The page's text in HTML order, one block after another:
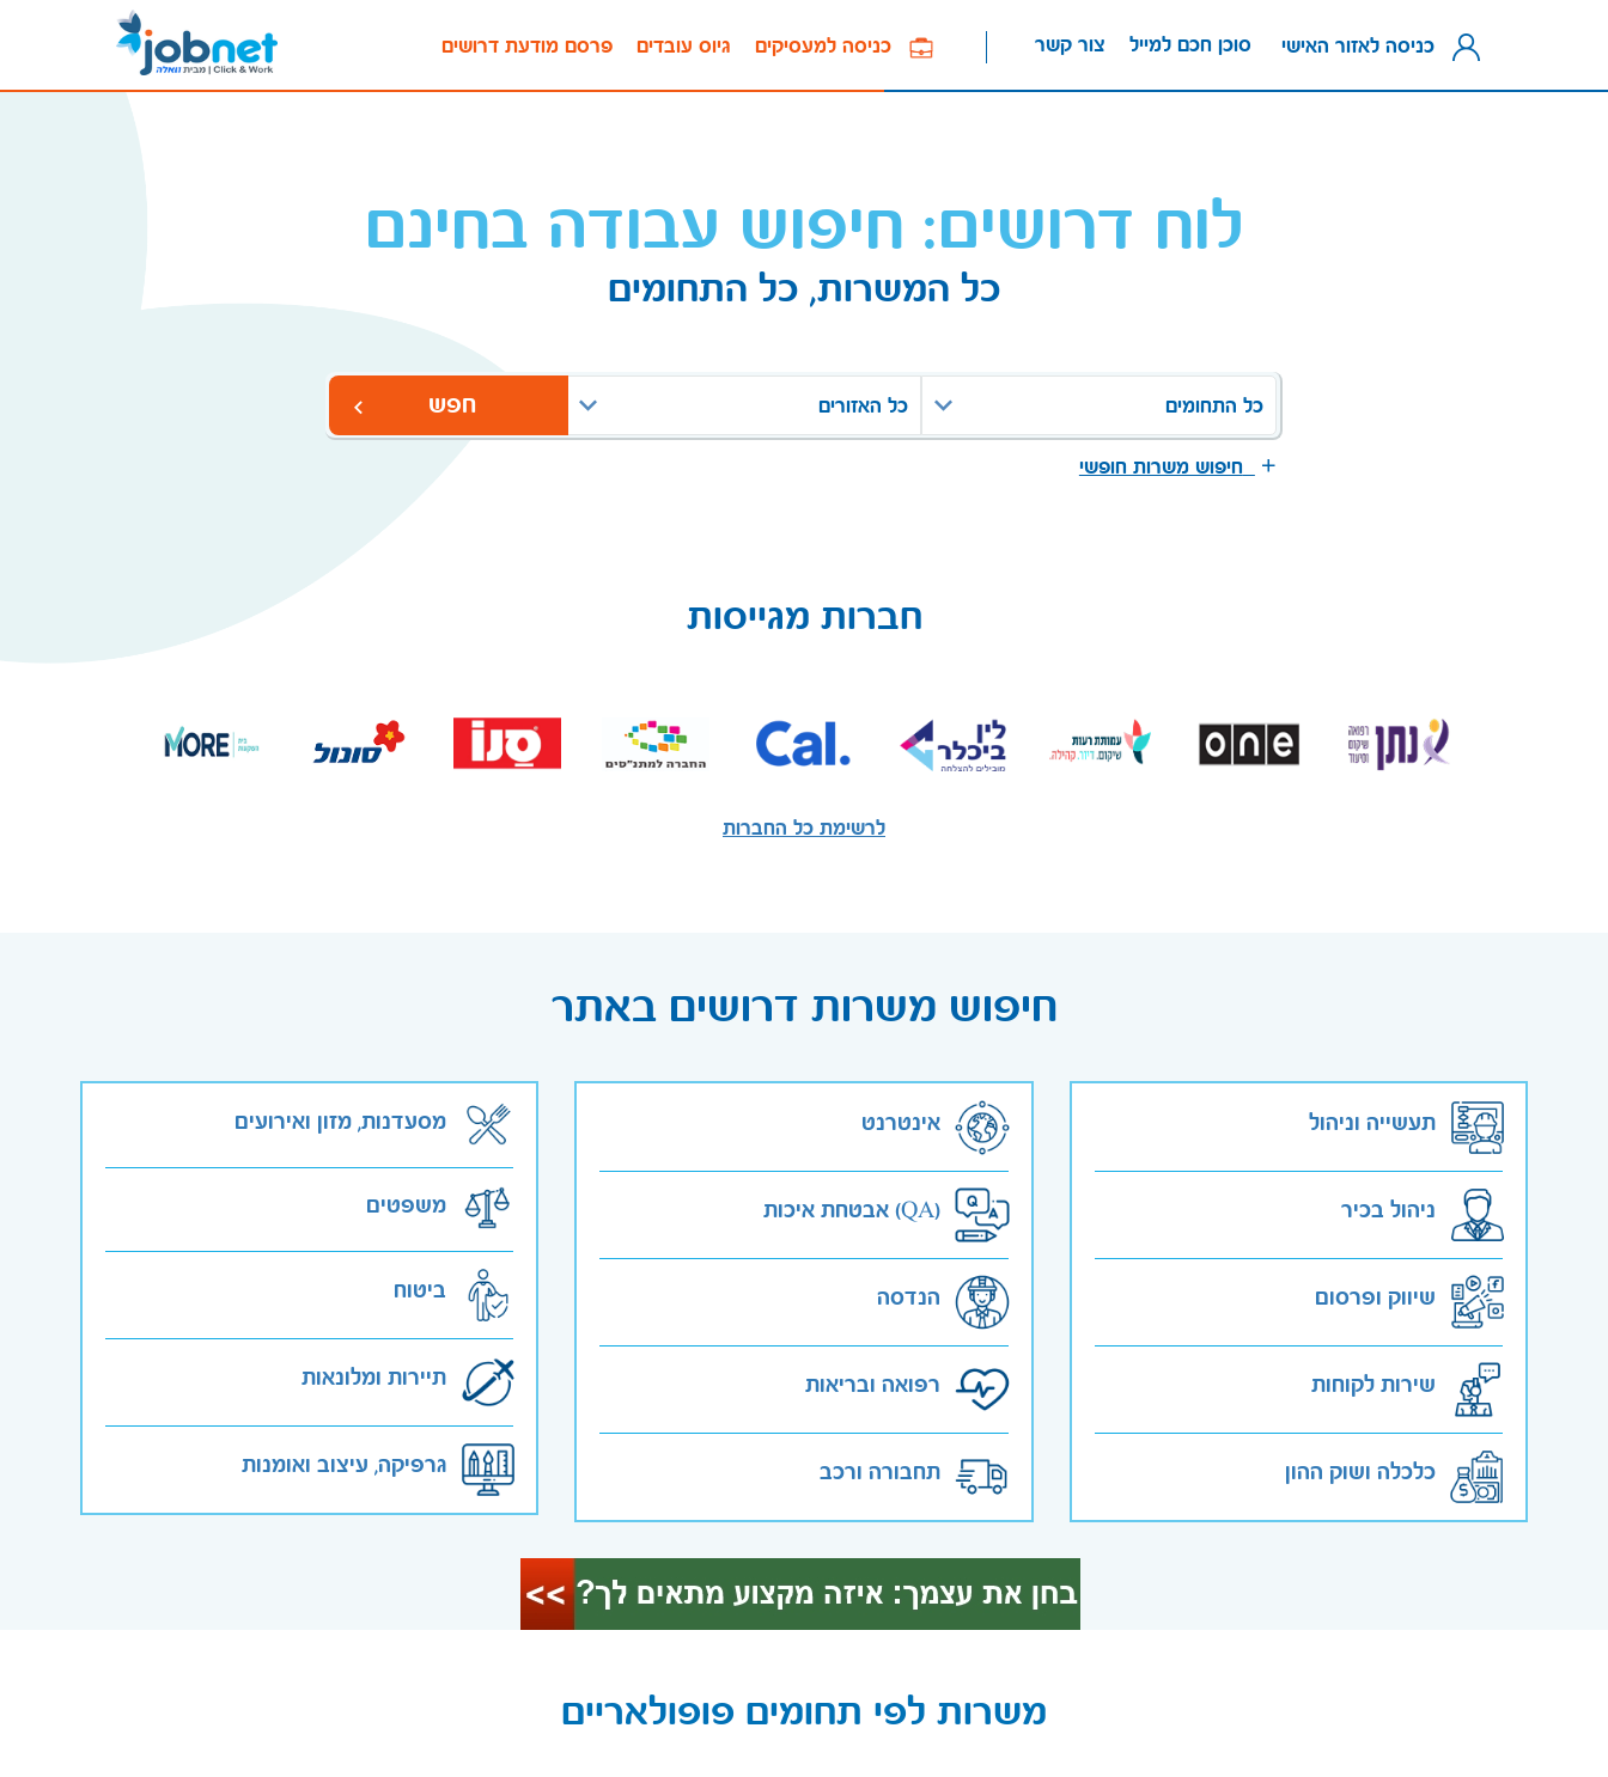
פרסם מודעת דרושים גיוס עובדים כניסה למעסיקים צור קשר סוכן חכם למייל כניסה לאזור האישי
לוח דרושים: חיפוש עבודה בחינם
כל המשרות, כל התחומים
כל התחומים כל האזורים חפש
חיפוש משרות חופשי
חברות מגייסות
לרשימת כל החברות
חיפוש משרות דרושים באתר
תעשייה וניהול
ניהול בכיר
שיווק ופרסום
שירות לקוחות
כלכלה ושוק ההון
אינטרנט
אבטחת איכות (QA)
הנדסה
רפואה ובריאות
תחבורה ורכב
מסעדנות, מזון ואירועים
משפטים
ביטוח
תיירות ומלונאות
גרפיקה, עיצוב ואומנות
משרות לפי תחומים פופולאריים